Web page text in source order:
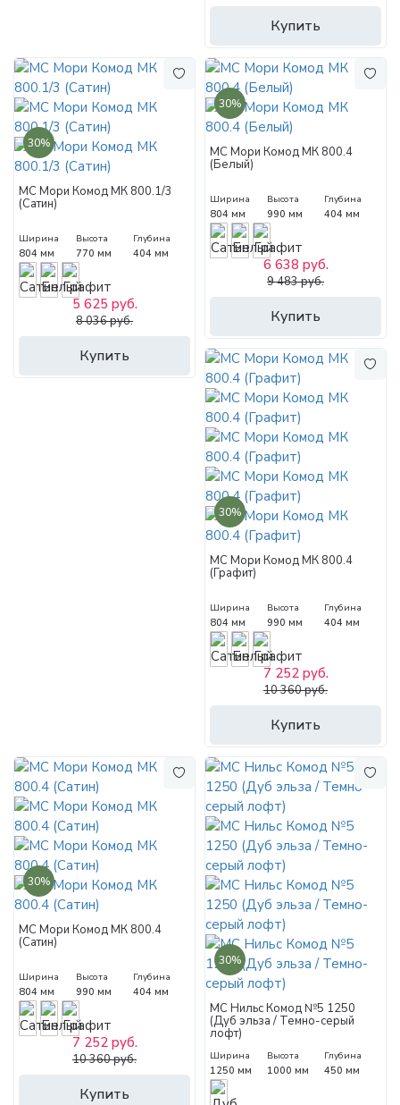
Купить
30%
МС Мори Комод МК 800.1/3
(Сатин)
Ширина
804 мм
Высота
770 мм
Глубина
404 мм
Купить
5 625 руб.
8 036 руб.
30%
МС Мори Комод МК 800.4
(Белый)
Ширина
804 мм
Высота
990 мм
Глубина
404 мм
Купить
6 638 руб.
9 483 руб.
30%
МС Мори Комод МК 800.4
(Графит)
Ширина
804 мм
Высота
990 мм
Глубина
404 мм
Купить
7 252 руб.
10 360 руб.
30%
МС Мори Комод МК 800.4
(Сатин)
Ширина
804 мм
Высота
990 мм
Глубина
404 мм
Купить
7 252 руб.
10 360 руб.
30%
МС Нильс Комод №5 1250
(Дуб эльза / Темно-серый
лофт)
Ширина
1250 мм
Высота
1000 мм
Глубина
450 мм